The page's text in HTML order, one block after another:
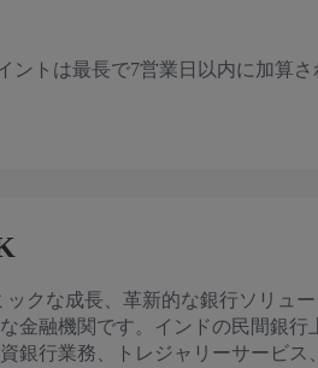
ントは最長で7営業日以内に加算さ
クな成長、革新的な銀行ソリュ
金融機関です。インドの民間銀行
銀行業務、トレジャリーサービス